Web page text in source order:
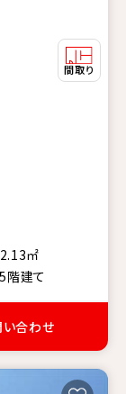
㎡
階建て
い合わせ